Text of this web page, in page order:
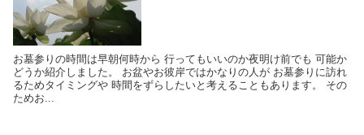
お墓参りの時間は早朝何時から 行ってもいいのか夜明け前でも 可能か
どうか紹介しました。 お盆やお彼岸ではかなりの人が お墓参りに訪れ
るためタイミングや 時間をずらしたいと考えることもあります。 その
ためお...